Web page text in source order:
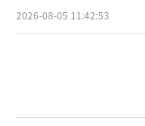
2026-08-05 11:42:53